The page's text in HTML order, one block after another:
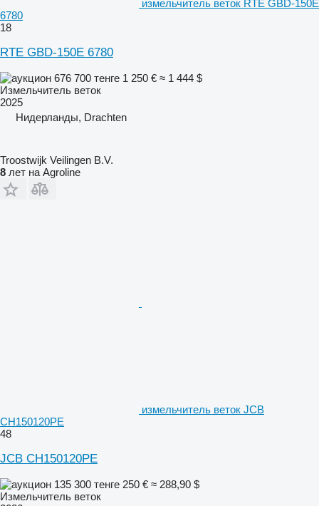
измельчитель веток RTE GBD-150E
6780
18
RTE GBD-150E 6780
676 700 тенге 1 250 € ≈ 1 444 $
Измельчитель веток
2025
Нидерланды, Drachten
Troostwijk Veilingen B.V.
8 лет на Agroline
измельчитель веток JCB
CH150120PE
48
JCB CH150120PE
135 300 тенге 250 € ≈ 288,90 $
Измельчитель веток